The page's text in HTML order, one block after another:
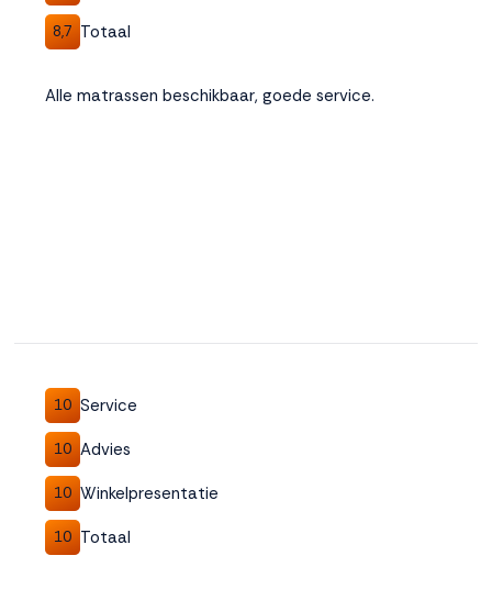
8,7 Totaal
Alle matrassen beschikbaar, goede service.
10 Service
10 Advies
10 Winkelpresentatie
10 Totaal